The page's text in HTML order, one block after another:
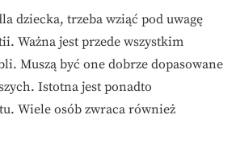
dziecka, trzeba wziąć pod uwagę
Ważna jest przede wszystkim
Muszą być one dobrze dopasowane
Istotna jest ponadto
Wiele osób zwraca również